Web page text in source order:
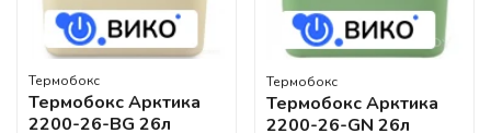
Термобокс
Термобокс Арктика
2200-26-BG 26л
Термобокс
Термобокс Арктика
2200-26-GN 26л